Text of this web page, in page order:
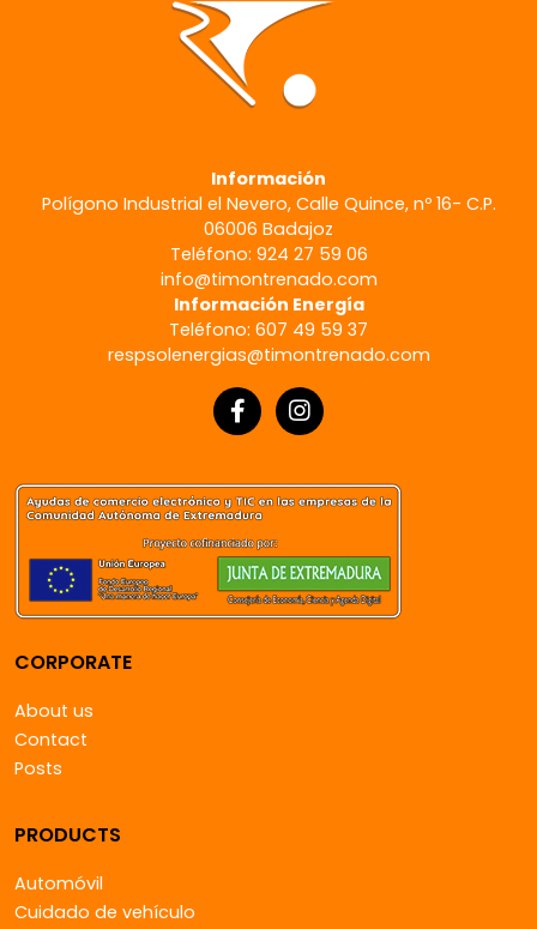
Información
Polígono Industrial el Nevero, Calle Quince, nº 16- C.P.
06006 Badajoz
Teléfono: 924 27 59 06
info@timontrenado.com
Información Energía
Teléfono: 607 49 59 37
respsolenergias@timontrenado.com
CORPORATE
About us
Contact
Posts
PRODUCTS
Automóvil
Cuidado de vehículo